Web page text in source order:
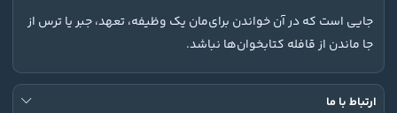
جایی است که در آن خواندن برای‌مان یک وظیفه، تعهد، جبر یا ترس از
جا ماندن از قافله کتابخوان‌ها نباشد.
ارتباط با ما